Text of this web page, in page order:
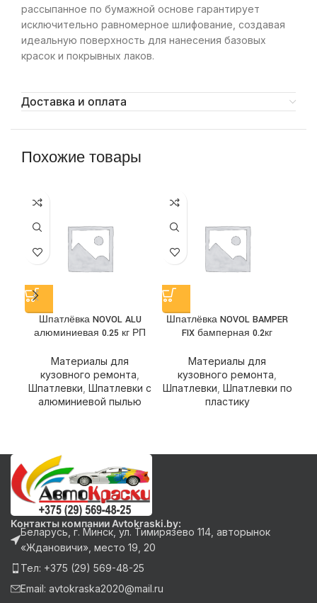
рассыпанное по бумажной основе гарантирует
исключительно равномерное шлифование, создавая
идеальную поверхность для нанесения базовых
красок и покрывных лаков.
Доставка и оплата
Похожие товары
Шпатлёвка NOVOL ALU
алюминиевая 0.25 кг РП
Материалы для
кузовного ремонта
Шпатлевки Шпатлевки с
алюминиевой пылью
Шпатлёвка NOVOL BAMPER
FIX бамперная 0.2кг
Материалы для
кузовного ремонта
Шпатлевки Шпатлевки по
пластику
Контакты компании Avtokraski.by:
Беларусь, г. Минск, ул. Тимирязево 114, авторынок
«Ждановичи», место 19, 20
Тел: +375 (29) 569-48-25
Email: avtokraska2020@mail.ru